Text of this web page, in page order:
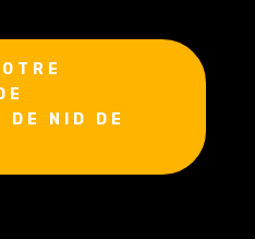
DE NID DE